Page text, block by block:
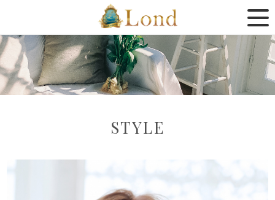
STYLE